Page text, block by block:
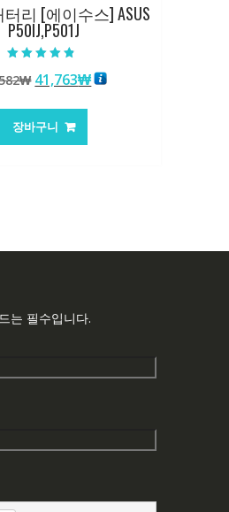
리 [에이수스] ASUS
P50IJ,P501J
4.50
로 평가됨
₩ 원
가
격:
41,763₩현
장바구니
는 필수입니다.